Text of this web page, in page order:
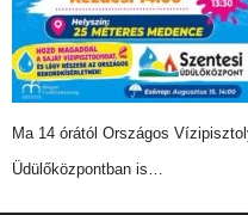
Ma 14 órától Országos
Üdülőközpontban is…